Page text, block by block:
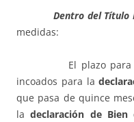
Dentro del Título
medidas:
El plazo
incoados para la
que pasa de quince
ladeclaración de Bien